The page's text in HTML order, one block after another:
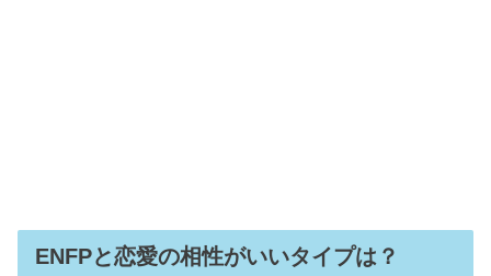
ENFPと恋愛の相性がいいタイプは？